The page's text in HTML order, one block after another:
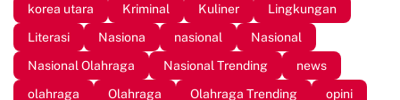
korea utara
Kriminal Kuliner
Lingkungan
Literasi
Nasiona nasional
Nasional
Nasional Olahraga
Nasional Trending
news
olahraga
Olahraga Olahraga Trending
opini